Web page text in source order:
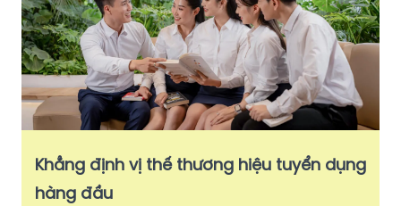
Khẳng định vị thế thương hiệu tuyển dụng
hàng đầu